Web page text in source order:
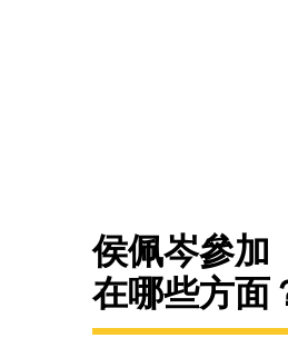
侯佩岑參加
在哪些方面